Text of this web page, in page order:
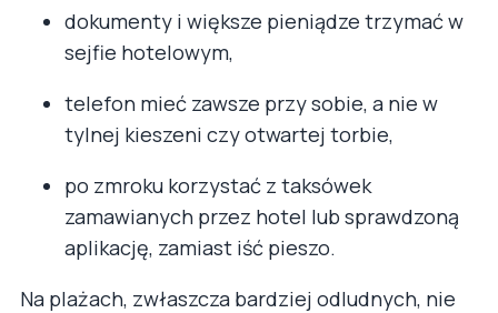
dokumenty i większe pieniądze trzymać w
sejfie hotelowym,
telefon mieć zawsze przy sobie, a nie w
tylnej kieszeni czy otwartej torbie,
po zmroku korzystać z taksówek
zamawianych przez hotel lub sprawdzoną
aplikację, zamiast iść pieszo.
Na plażach, zwłaszcza bardziej odludnych, nie